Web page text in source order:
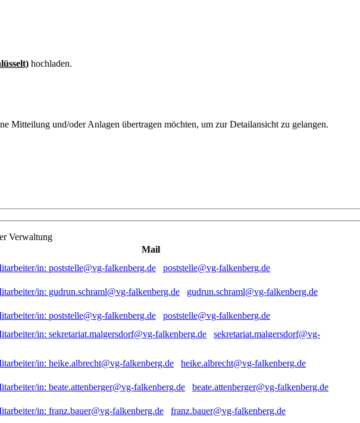
hochladen.
Mitteilung und/oder Anlagen übertragen möchten, um zur Detailansicht zu gelangen.
Verwaltung
Mail
poststelle@vg-falkenberg.de
gudrun.schraml@vg-falkenberg.de
poststelle@vg-falkenberg.de
sekretariat.malgersdorf@vg-
heike.albrecht@vg-falkenberg.de
beate.attenberger@vg-falkenberg.de
franz.bauer@vg-falkenberg.de